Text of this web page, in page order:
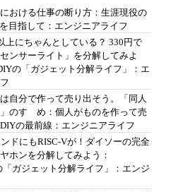
おける仕事の断り方：生涯現役の
目指して：エンジニアライフ
上にちゃんとしている？ 330円で
ンサーライト」を分解してみよ
の「ガジェット分解ライフ」：エ
自分で作って売り出そう。「同人
のすゝめ：個人がものを作って売
の最前線：エンジニアライフ
ドにもRISC-Vが！ダイソーの完全
ホンを分解してみよう：
「ガジェット分解ライフ」：エンジ